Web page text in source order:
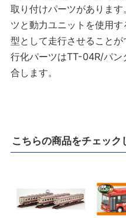
取り付けパーツがありま
ツと動力ユニットを使用
型として走行させること
行化パーツはTT-04R/パ
合します。
こちらの商品をチェッ